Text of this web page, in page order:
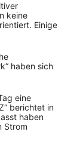
keine
Einige
haben sich
eine
berichtet in
haben
Strom